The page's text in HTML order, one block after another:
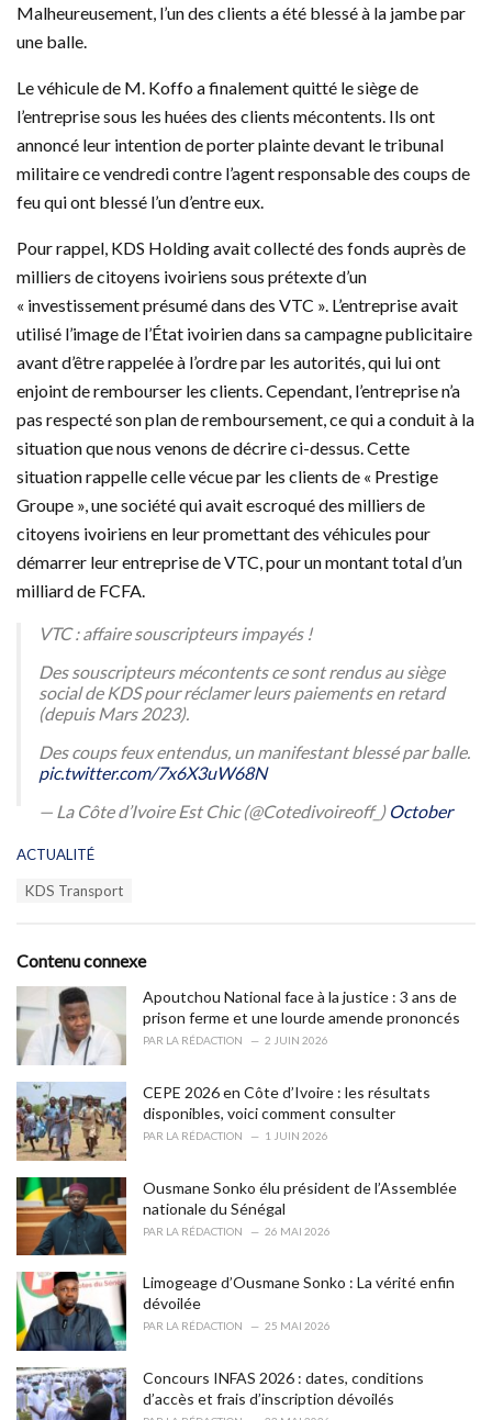
Malheureusement, l’un des clients a été blessé à la jambe par
une balle.
Le véhicule de M. Koffo a finalement quitté le siège de
l’entreprise sous les huées des clients mécontents. Ils ont
annoncé leur intention de porter plainte devant le tribunal
militaire ce vendredi contre l’agent responsable des coups de
feu qui ont blessé l’un d’entre eux.
Pour rappel, KDS Holding avait collecté des fonds auprès de
milliers de citoyens ivoiriens sous prétexte d’un
« investissement présumé dans des VTC ». L’entreprise avait
utilisé l’image de l’État ivoirien dans sa campagne publicitaire
avant d’être rappelée à l’ordre par les autorités, qui lui ont
enjoint de rembourser les clients. Cependant, l’entreprise n’a
pas respecté son plan de remboursement, ce qui a conduit à la
situation que nous venons de décrire ci-dessus. Cette
situation rappelle celle vécue par les clients de « Prestige
Groupe », une société qui avait escroqué des milliers de
citoyens ivoiriens en leur promettant des véhicules pour
démarrer leur entreprise de VTC, pour un montant total d’un
milliard de FCFA.
VTC : affaire souscripteurs impayés !
Des souscripteurs mécontents ce sont rendus au siège
social de KDS pour réclamer leurs paiements en retard
(depuis Mars 2023).
Des coups feux entendus, un manifestant blessé par balle.
pic.twitter.com/7x6X3uW68N
— La Côte d’Ivoire Est Chic (@Cotedivoireoff_) October
C
o
r
i
e
s
:
ACTUALITÉ
:
KDS Transport
Contenu connexe
Apoutchou National face à la justice : 3 ans de
prison ferme et une lourde amende prononcés
PAR LA RÉDACTION 2 JUIN 2026
CEPE 2026 en Côte d’Ivoire : les résultats
disponibles, voici comment consulter
PAR LA RÉDACTION 1 JUIN 2026
Ousmane Sonko élu président de l’Assemblée
nationale du Sénégal
PAR LA RÉDACTION 26 MAI 2026
Limogeage d’Ousmane Sonko : La vérité enfin
dévoilée
PAR LA RÉDACTION 25 MAI 2026
Concours INFAS 2026 : dates, conditions
d’accès et frais d’inscription dévoilés